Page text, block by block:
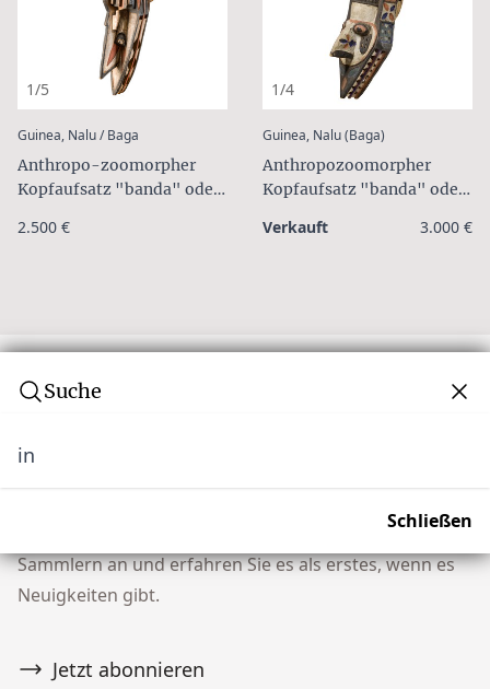
1/5
Guinea, Nalu / Baga
Anthropo-zoomorpher
Kopfaufsatz "banda" oder
2.500 €
1/4
Guinea, Nalu (Baga)
Anthropozoomorpher
Kopfaufsatz "banda" oder
Verkauft 3.000 €
Suche
in
Schließen
Abonnieren Sie unseren Newsletter
unserer Community von über 10.000 Tribal Art
Sammlern an und erfahren Sie es als erstes, wenn es
Neuigkeiten gibt.
Jetzt abonnieren